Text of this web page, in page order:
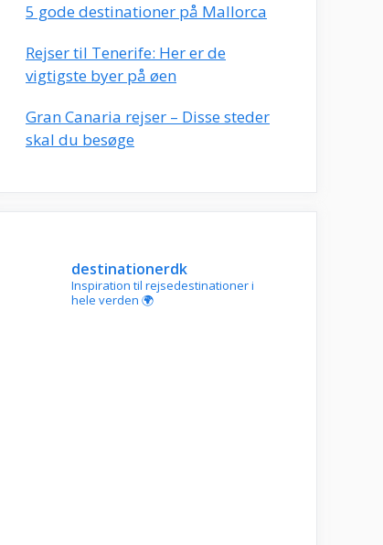
5 gode destinationer på Mallorca
Rejser til Tenerife: Her er de
vigtigste byer på øen
Gran Canaria rejser – Disse steder
skal du besøge
destinationerdk
Inspiration til rejsedestinationer i
hele verden 🌍